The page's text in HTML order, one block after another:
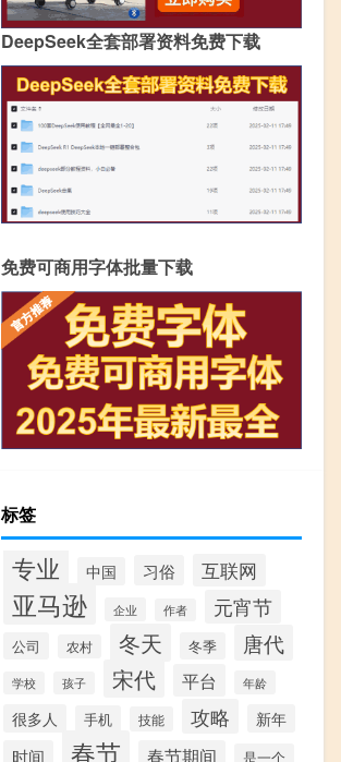
DeepSeek全套部署资料免费下载
免费可商用字体批量下载
标签
专业 中国 习俗 互联网
亚马逊 企业 作者 元宵节
公司 农村 冬天 冬季 唐代
学校 孩子 宋代 平台 年龄
很多人 手机 技能 攻略 新年
时间 春节 春节期间 是一个